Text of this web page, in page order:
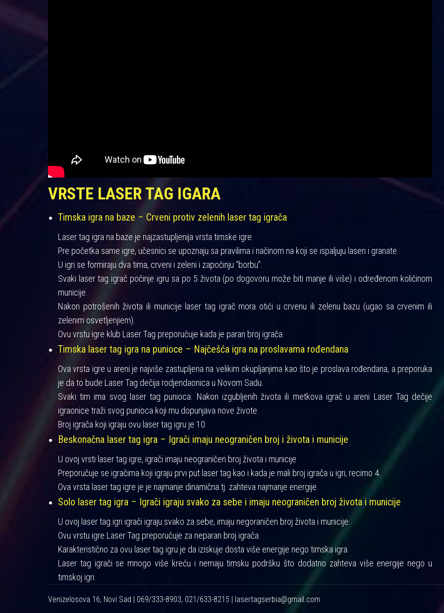
VRSTE LASER TAG IGARA
Timska igra na baze – Crveni protiv zelenih laser tag igrača
Laser tag igra na baze je najzastupljenija vrsta timske igre.
Pre početka same igre, učesnici se upoznaju sa pravilima i načinom na koji se ispaljuju laseri i granate.
U igri se formiraju dva tima, crveni i zeleni i započinju “borbu”.
Svaki laser tag igrač počinje igru sa po 5 života (po dogovoru može biti manje ili više) i određenom količinom
municije.
Nakon potrošenih života ili municije laser tag igrač mora otići u crvenu ili zelenu bazu (ugao sa crvenim ili
zelenim osvetljenjiem).
Ovu vrstu igre klub Laser Tag preporučuje kada je paran broj igrača.
Timska laser tag igra na punioce – Najčešća igra na proslavama rođendana
Ova vrsta igre u areni je najviše zastupljena na velikim okupljanjima kao što je proslava rođendana, a preporuka
je da to bude Laser Tag dečija rodjendaonica u Novom Sadu.
Svaki tim ima svog laser tag punioca. Nakon izgubljenih života ili metkova igrač u areni Laser Tag dečije
igraonice traži svog punioca koji mu dopunjava nove živote.
Broj igrača koji igraju ovu laser tag igru je 10.
Beskonačna laser tag igra – Igrači imaju neograničen broj i života i municije
U ovoj vrsti laser tag igre, igrači imaju neograničen broj života i municije.
Preporučuje se igračima koji igraju prvi put laser tag kao i kada je mali broj igrača u igri, recimo 4.
Ova vrsta laser tag igre je je najmanje dinamična tj. zahteva najmanje energije.
Solo laser tag igra – Igrači igraju svako za sebe i imaju neograničen broj života i municije
U ovoj laser tag igri igrači igraju svako za sebe, imaju negoraničen broj života i municije.
Ovu vrstu igre Laser Tag preporučuje za neparan broj igrača.
Karakteristično za ovu laser tag igru je da iziskuje dosta više energije nego timska igra.
Laser tag igrači se mnogo više kreću i nemaju timsku podršku što dodatno zahteva više energije nego u
timskoj igri.
Venizelosova 16, Novi Sad | 069/333-8903, 021/633-8215 | lasertagserbia@gmail.com